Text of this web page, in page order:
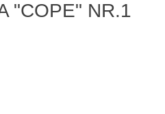
"COPE" NR.1